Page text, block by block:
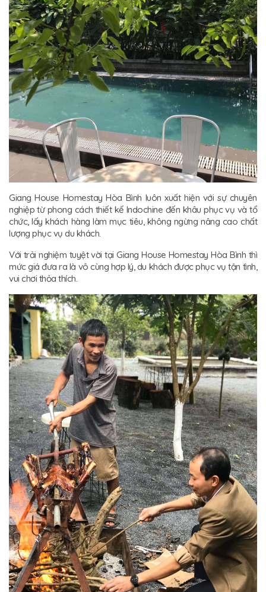
Giang House Homestay Hòa Bình luôn xuất hiện với sự chuyên
nghiệp từ phong cách thiết kế Indochine đến khâu phục vụ và tổ
chức, lấy khách hàng làm mục tiêu, không ngừng nâng cao chất
lượng phục vụ du khách.
Với trải nghiệm tuyệt vời tại Giang House Homestay Hòa Bình thì
mức giá đưa ra là vô cùng hợp lý, du khách được phục vụ tận tình,
vui chơi thỏa thích.